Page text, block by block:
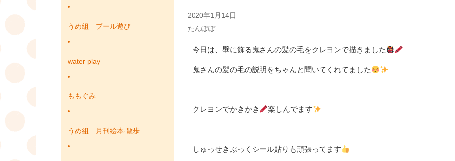
うめ組 プール遊び
water play
ももぐみ
うめ組 月刊絵本·散歩
Posted
on
2020年1月14日
Categories
たんぽぽ
今日は、壁に飾る鬼さんの髪の毛をクレヨンで描きました
鬼さんの髪の毛の説明をちゃんと聞いてくれてました
クレヨンでかきかき 楽しんでます
しゅっせきぶっくシール貼りも頑張ってます